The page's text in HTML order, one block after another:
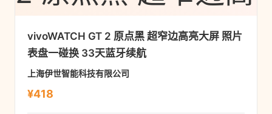
vivoWATCH GT 2 原点黑 超窄边高亮大屏 照片
表盘一碰换 33天蓝牙续航
上海伊世智能科技有限公司
¥418